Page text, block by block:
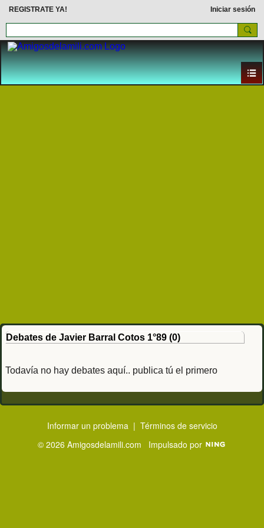
REGISTRATE YA! Iniciar sesión
Debates de Javier Barral Cotos 1°89 (0)
Todavía no hay debates aquí.. publica tú el primero
Informar un problema | Términos de servicio
© 2026 Amigosdelamili.com Impulsado por